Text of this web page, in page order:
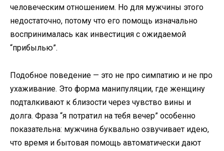
человеческим отношением. Но для мужчины этого
недостаточно, потому что его помощь изначально
воспринималась как инвестиция с ожидаемой
“прибылью”.
Подобное поведение — это не про симпатию и не про
ухаживание. Это форма манипуляции, где женщину
подталкивают к близости через чувство вины и
долга. Фраза “я потратил на тебя вечер” особенно
показательна: мужчина буквально озвучивает идею,
что время и бытовая помощь автоматически дают